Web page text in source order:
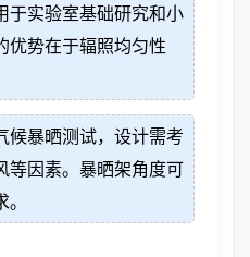
于实验室基础研究和小
优势在于辐照均匀性
候暴晒测试，设计需考
等因素。暴晒架角度可